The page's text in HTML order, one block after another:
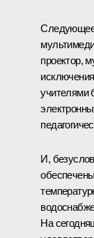
проектор,
учителями
И,
На